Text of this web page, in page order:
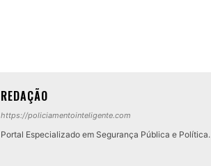
REDAÇÃO
https://policiamentointeligente.com
Portal Especializado em Segurança Pública e Política.